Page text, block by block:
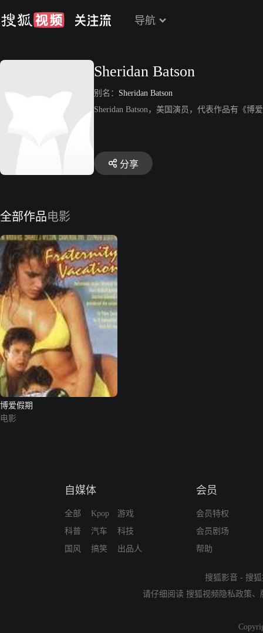
导航
Sheridan Batson
别名： Sheridan Batson
Sheridan Batson，美国演员，代表作品有《博
分享
全部作品电影
博爱假期
电影
自媒体
全部
科普
国风
Kpop
汽车
搞笑
游戏
科技
出品人
会员
会员特权
会员剧场
帮助
搜狐影音 - 搜
请仔细阅读 搜狐视频隐私政策、